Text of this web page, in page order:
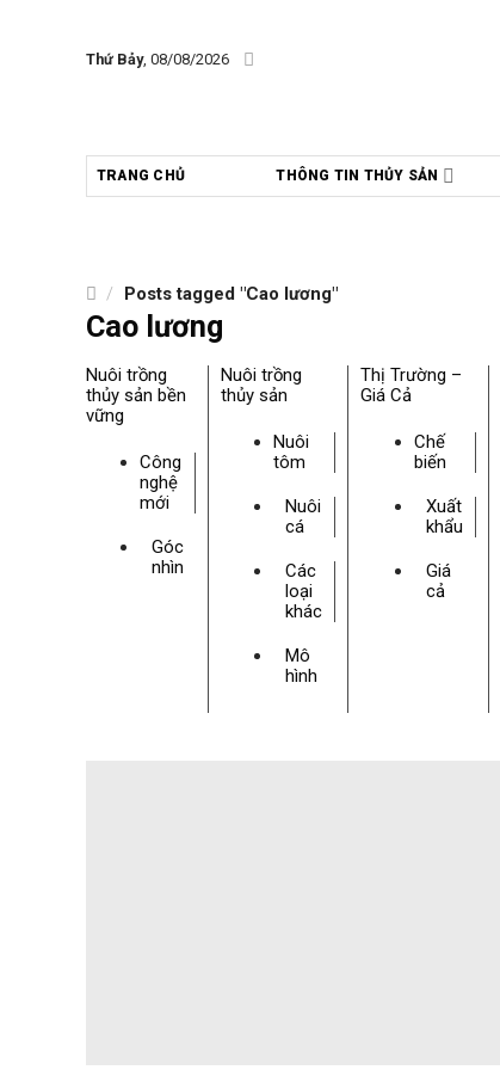
Thứ Bảy, 08/08/2026
TRANG CHỦ THÔNG TIN THỦY SẢN
/ Posts tagged "Cao lương"
Cao lương
Nuôi trồng
thủy sản bền
vững
Công
nghệ
mới
Góc
nhìn
Nuôi trồng
thủy sản
Nuôi
tôm
Nuôi
cá
Các
loại
khác
Mô
hình
Thị Trường –
Giá Cả
Chế
biến
Xuất
khẩu
Giá
cả